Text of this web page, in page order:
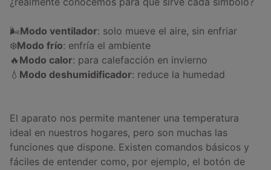
🌬️Modo ventilador: solo mueve el aire, sin enfriar
❄️Modo frío: enfría el ambiente
🔥 Modo calor: para calefacción en invierno
💧 Modo deshumidificador: reduce la humedad
El aparato nos permite mantener una temperatura
ideal en nuestros hogares, pero son muchas las
funciones que dispone. Existen comandos básicos y
fáciles de entender como, por ejemplo, el botón de